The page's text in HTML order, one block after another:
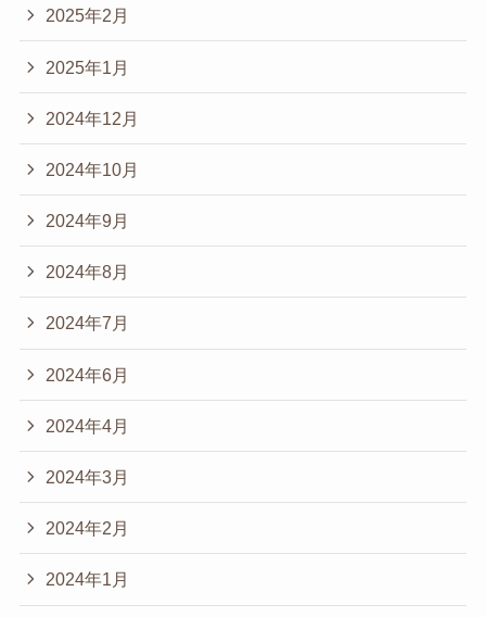
2025年2月
2025年1月
2024年12月
2024年10月
2024年9月
2024年8月
2024年7月
2024年6月
2024年4月
2024年3月
2024年2月
2024年1月